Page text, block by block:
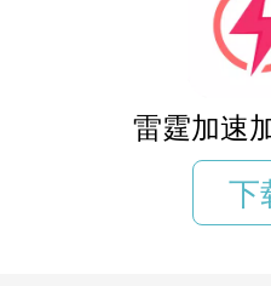
雷霆加速
下